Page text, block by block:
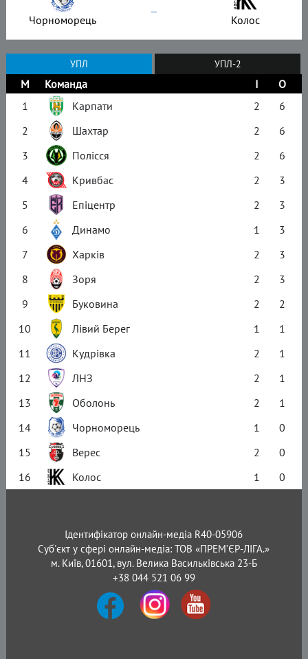
Чорноморець – Колос
УПЛ УПЛ-2
М Команда І
О
1
Карпати 2
6
2
Шахтар 2
6
3
Полісся 2
6
4
Кривбас 2
3
5
Епіцентр 2
3
6
Динамо 1
3
7
Харків 2
3
8
Зоря 2
3
9
Буковина 2
2
10
Лівий Берег 1
1
11
Кудрівка 2
1
12
ЛНЗ 2
1
13
Оболонь 2
1
14
Чорноморець 1
0
15
Верес 2
0
16
Колос 1 0
Ідентифікатор онлайн-медіа R40-05906
Суб'єкт у сфері онлайн-медіа: ТОВ «ПРЕМ’ЄР-ЛІГА.»
м. Київ, 01601, вул. Велика Васильківська 23-Б
+38 044 521 06 99